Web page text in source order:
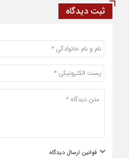
ثبت دیدگاه
قوانین ارسال دیدگاه